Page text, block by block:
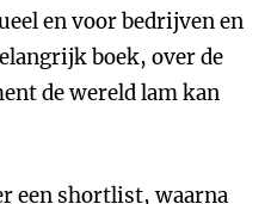
en voor bedrijven en
boek, over de
de wereld lam kan
een shortlist, waarna